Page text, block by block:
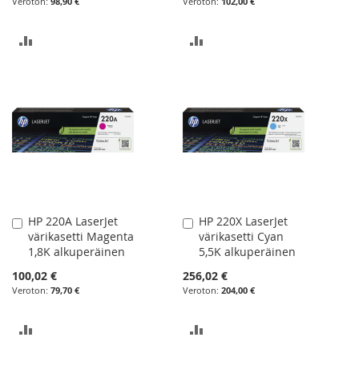
HP 220A LaserJet
värikasetti Magenta
1,8K alkuperäinen
100,02 €
79,70 €
Lisää
ostoskoriin
HP 220X LaserJet
värikasetti Cyan
5,5K alkuperäinen
256,02 €
204,00 €
Lisää
ostoskoriin